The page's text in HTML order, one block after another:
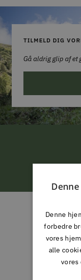
TILMELD DIG
Gå aldrig glip af et
ALT I
Denne
forbedre
vores
alle
vores